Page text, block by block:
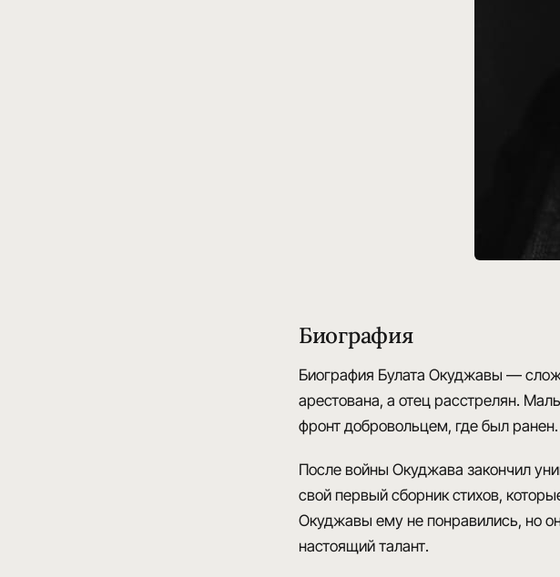
Биография
Биография Булата Окуджавы —
арестована, а отец расстрелян.
фронт добровольцем, где был ранен.
После войны Окуджава закончил
свой первый сборник стихов,
Окуджавы ему не понравились, но
настоящий талант.